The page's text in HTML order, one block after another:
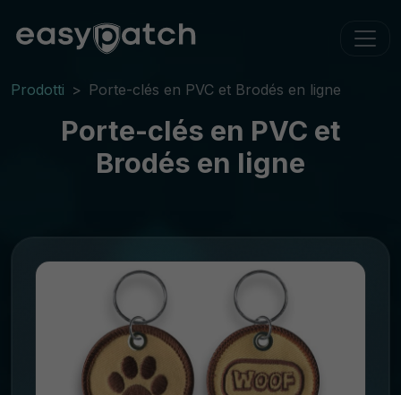
Prodotti Porte-clés en PVC et Brodés en ligne
Porte-clés en PVC et
Brodés en ligne